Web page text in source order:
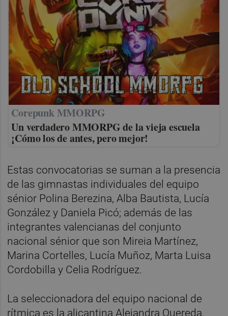
Corepunk MMORPG
Un verdadero MMORPG de la vieja escuela
¡Cómo los de antes, pero mejor!
Estas convocatorias se suman a la presencia
de las gimnastas individuales del equipo
sénior Polina Berezina, Alba Bautista, Lucía
González y Daniela Picó; además de las
integrantes valencianas del conjunto
nacional sénior que son Mireia Martínez,
Marina Cortelles, Lucía Muñoz, Marta Luisa
Cordobilla y Celia Rodríguez.
La seleccionadora del equipo nacional de
rítmica es la alicantina Alejandra Quereda,